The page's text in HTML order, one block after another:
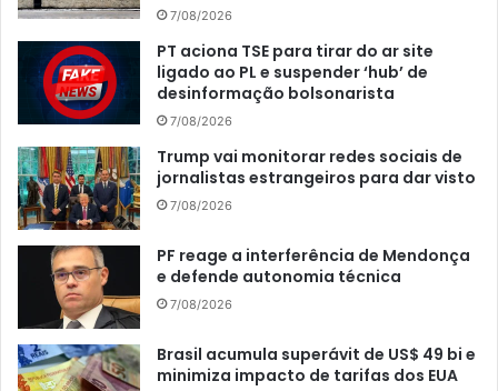
7/08/2026
PT aciona TSE para tirar do ar site
ligado ao PL e suspender ‘hub’ de
desinformação bolsonarista
7/08/2026
Trump vai monitorar redes sociais de
jornalistas estrangeiros para dar visto
7/08/2026
PF reage a interferência de Mendonça
e defende autonomia técnica
7/08/2026
Brasil acumula superávit de US$ 49 bi e
minimiza impacto de tarifas dos EUA